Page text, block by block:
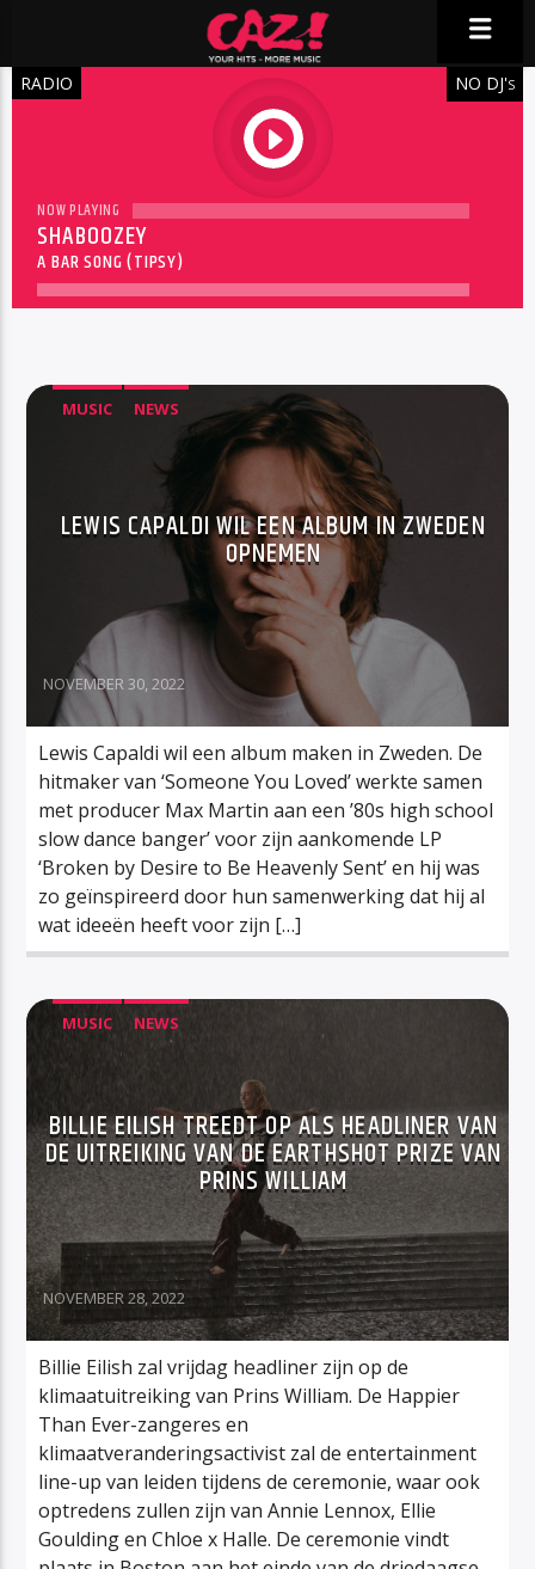
RADIO
play
NO DJ'S
NOW PLAYING
SHABOOZEY
A BAR SONG (TIPSY)
MUSIC NEWS
LEWIS CAPALDI WIL EEN ALBUM IN ZWEDEN
OPNEMEN
NOVEMBER 30, 2022
Lewis Capaldi wil een album maken in Zweden. De
hitmaker van ‘Someone You Loved’ werkte samen
met producer Max Martin aan een ’80s high school
slow dance banger’ voor zijn aankomende LP
‘Broken by Desire to Be Heavenly Sent’ en hij was
zo geïnspireerd door hun samenwerking dat hij al
wat ideeën heeft voor zijn […]
MUSIC NEWS
BILLIE EILISH TREEDT OP ALS HEADLINER VAN
DE UITREIKING VAN DE EARTHSHOT PRIZE VAN
PRINS WILLIAM
NOVEMBER 28, 2022
Billie Eilish zal vrijdag headliner zijn op de
klimaatuitreiking van Prins William. De Happier
Than Ever-zangeres en
klimaatveranderingsactivist zal de entertainment
line-up van leiden tijdens de ceremonie, waar ook
optredens zullen zijn van Annie Lennox, Ellie
Goulding en Chloe x Halle. De ceremonie vindt